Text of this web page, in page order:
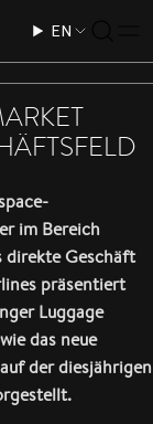
EN
im Bereich
direkte Geschäft
präsentiert
Luggage
das neue
der diesjährigen